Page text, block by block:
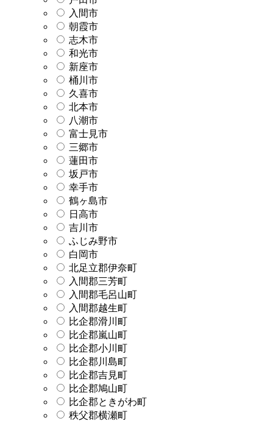
入間市
朝霞市
志木市
和光市
新座市
桶川市
久喜市
北本市
八潮市
富士見市
三郷市
蓮田市
坂戸市
幸手市
鶴ヶ島市
日高市
吉川市
ふじみ野市
白岡市
北足立郡伊奈町
入間郡三芳町
入間郡毛呂山町
入間郡越生町
比企郡滑川町
比企郡嵐山町
比企郡小川町
比企郡川島町
比企郡吉見町
比企郡鳩山町
比企郡ときがわ町
秩父郡横瀬町